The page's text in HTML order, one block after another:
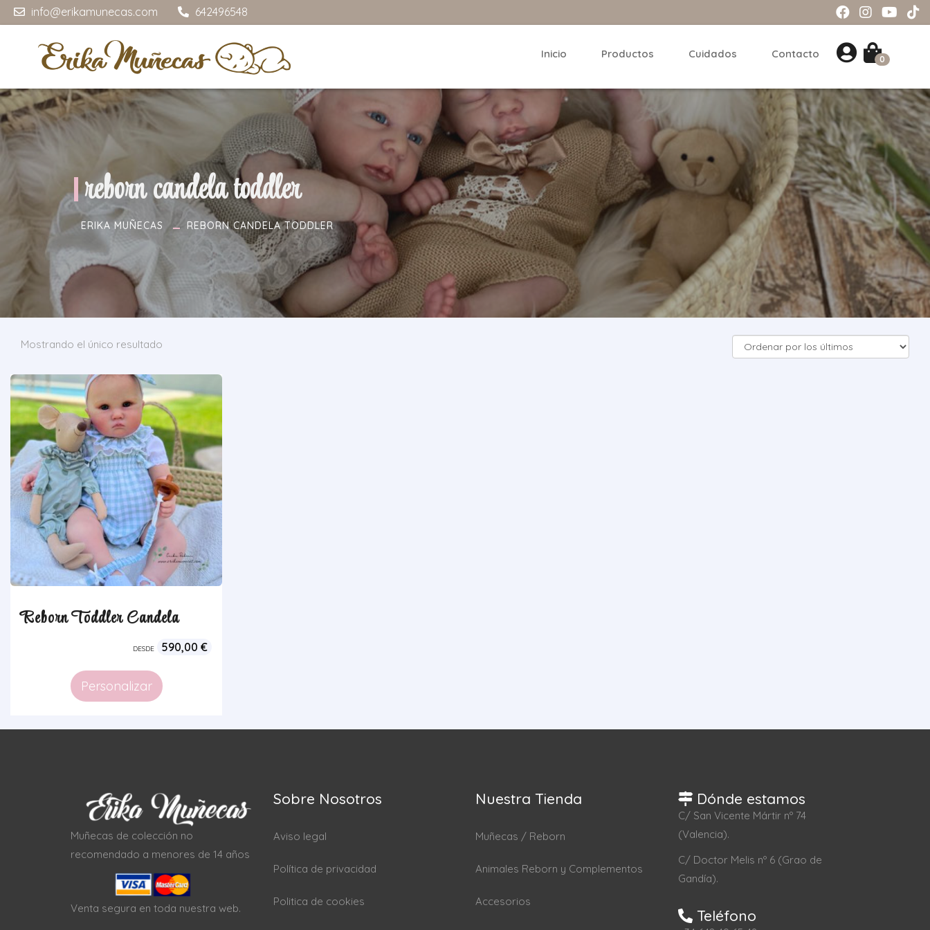
info@erikamunecas.com 642496548
0
Inicio Productos Cuidados Contacto
reborn candela toddler
ERIKA MUÑECAS REBORN CANDELA TODDLER
Mostrando el único resultado
Reborn Toddler Candela
DESDE 590,00 €
Personalizar
Muñecas de colección no
recomendado a menores de 14 años
Venta segura en toda nuestra web.
Sobre Nosotros
Aviso legal
Política de privacidad
Politica de cookies
Nuestra Tienda
Muñecas / Reborn
Animales Reborn y Complementos
Accesorios
Dónde estamos
C/ San Vicente Mártir nº 74
(Valencia).
C/ Doctor Melis nº 6 (Grao de
Gandía).
Teléfono